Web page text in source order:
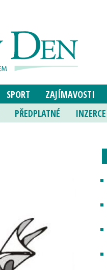
SPORT ZAJÍMAVOSTI
PŘEDPLATNÉ INZERCE